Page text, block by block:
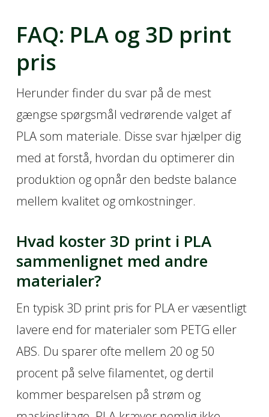
FAQ: PLA og 3D print
pris
Herunder finder du svar på de mest
gængse spørgsmål vedrørende valget af
PLA som materiale. Disse svar hjælper dig
med at forstå, hvordan du optimerer din
produktion og opnår den bedste balance
mellem kvalitet og omkostninger.
Hvad koster 3D print i PLA
sammenlignet med andre
materialer?
En typisk 3D print pris for PLA er væsentligt
lavere end for materialer som PETG eller
ABS. Du sparer ofte mellem 20 og 50
procent på selve filamentet, og dertil
kommer besparelsen på strøm og